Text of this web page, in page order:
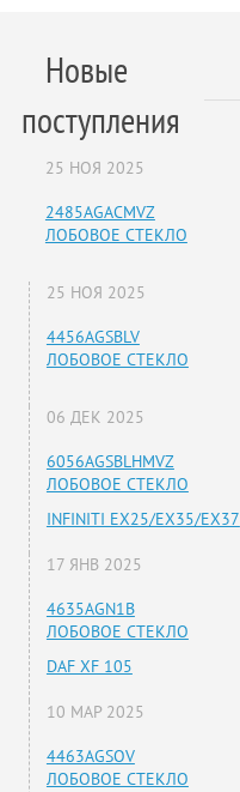
Новые
поступления
25 НОЯ 2025
2485AGACMVZ
ЛОБОВОЕ СТЕКЛО
25 НОЯ 2025
4456AGSBLV
ЛОБОВОЕ СТЕКЛО
06 ДЕК 2025
6056AGSBLHMVZ
ЛОБОВОЕ СТЕКЛО
INFINITI EX25/EX35/EX37
17 ЯНВ 2025
4635AGN1B
ЛОБОВОЕ СТЕКЛО
DAF XF 105
10 МАР 2025
4463AGSOV
ЛОБОВОЕ СТЕКЛО